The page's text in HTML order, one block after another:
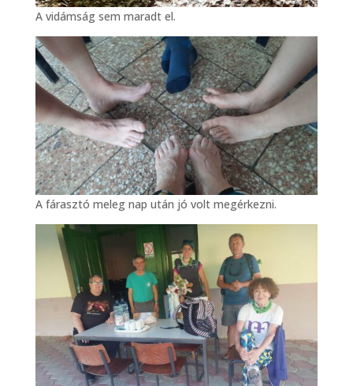
A vidámság sem maradt el.
A fárasztó meleg nap után jó volt megérkezni.